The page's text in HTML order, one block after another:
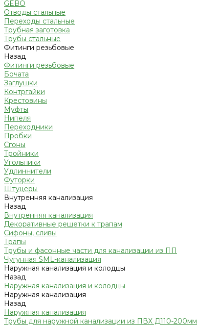
GEBO
Отводы стальные
Переходы стальные
Трубная заготовка
Трубы стальные
Фитинги резьбовые
Назад
Фитинги резьбовые
Бочата
Заглушки
Контргайки
Крестовины
Муфты
Нипеля
Переходники
Пробки
Сгоны
Тройники
Угольники
Удлиннители
Футорки
Штуцеры
Внутренняя канализация
Назад
Внутренняя канализация
Декоративные решетки к трапам
Сифоны, сливы
Трапы
Трубы и фасонные части для канализации из ПП
Чугунная SML-канализация
Наружная канализация и колодцы
Назад
Наружная канализация и колодцы
Наружная канализация
Назад
Наружная канализация
Трубы для наружной канализации из ПВХ Д110-200мм